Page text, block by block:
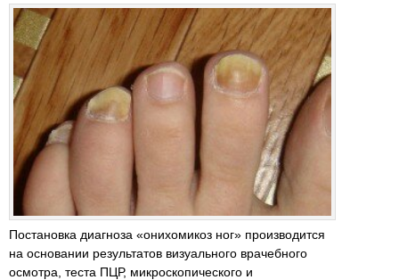
Постановка диагноза «онихомикоз ног» производится
на основании результатов визуального врачебного
осмотра, теста ПЦР, микроскопического и